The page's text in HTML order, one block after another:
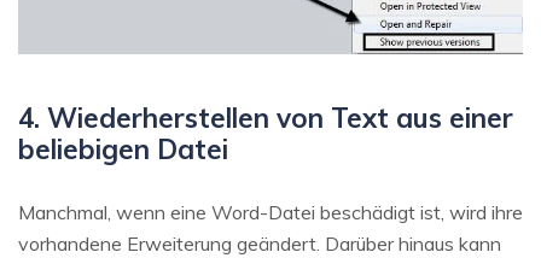
4. Wiederherstellen von Text aus einer
beliebigen Datei
Manchmal, wenn eine Word-Datei beschädigt ist, wird ihre
vorhandene Erweiterung geändert. Darüber hinaus kann